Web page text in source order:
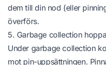
dem till din nod (eller
överförs.
5. Garbage collection
Under garbage collection
mot pin-uppsättningen.